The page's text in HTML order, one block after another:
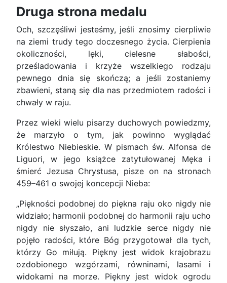
Druga strona medalu
Och, szczęśliwi jesteśmy, jeśli znosimy cierpliwie
na ziemi trudy tego doczesnego życia. Cierpienia
okoliczności, lęki, cielesne słabości,
prześladowania i krzyże wszelkiego rodzaju
pewnego dnia się skończą; a jeśli zostaniemy
zbawieni, staną się dla nas przedmiotem radości i
chwały w raju.
Przez wieki wielu pisarzy duchowych powiedzmy,
że marzyło o tym, jak powinno wyglądać
Królestwo Niebieskie. W pismach św. Alfonsa de
Liguori, w jego książce zatytułowanej Męka i
śmierć Jezusa Chrystusa, pisze on na stronach
459–461 o swojej koncepcji Nieba:
„Piękności podobnej do piękna raju oko nigdy nie
widziało; harmonii podobnej do harmonii raju ucho
nigdy nie słyszało, ani ludzkie serce nigdy nie
pojęło radości, które Bóg przygotował dla tych,
którzy Go miłują. Piękny jest widok krajobrazu
ozdobionego wzgórzami, równinami, lasami i
widokami na morze. Piękny jest widok ogrodu